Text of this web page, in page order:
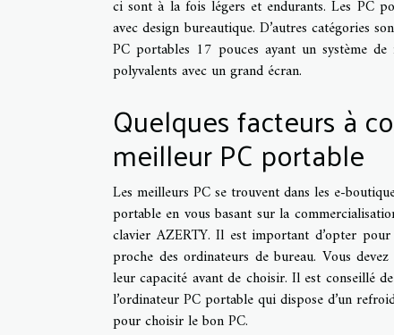
ci sont à la fois légers et endurants. Les PC
avec design bureautique. D’autres catégories
PC portables 17 pouces ayant un système
polyvalents avec un grand écran.
Quelques facteurs à
meilleur PC portable
Les meilleurs PC se trouvent dans les e-
portable en vous basant sur la
clavier AZERTY. Il est important d’opter
proche des ordinateurs de bureau. Vous
leur capacité avant de choisir. Il est conseillé
l’ordinateur PC portable qui dispose d’un
pour choisir le bon PC.